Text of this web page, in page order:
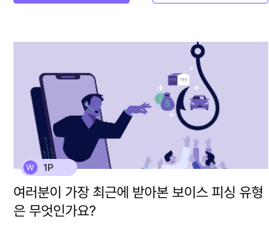
W 1P
여러분이 가장 최근에 받아본 보이스 피싱 유형
은 무엇인가요?